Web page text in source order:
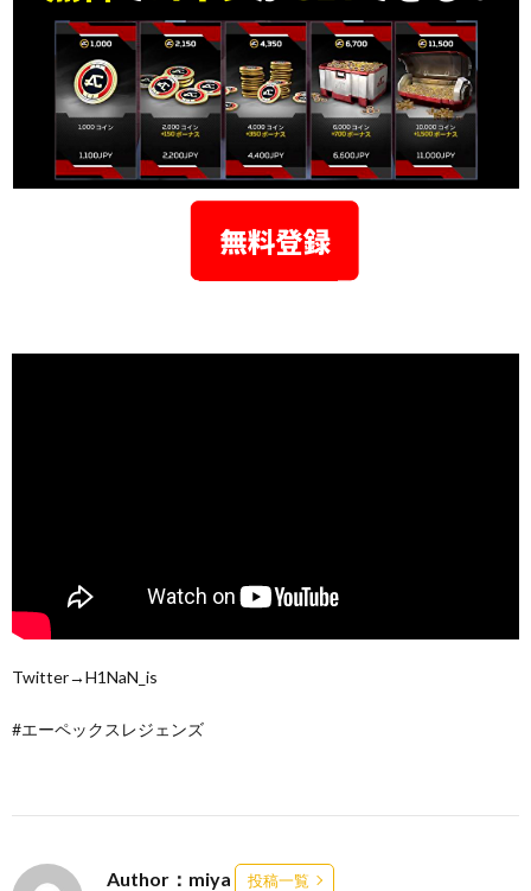
Twitter→H1NaN_is
#エーペックスレジェンズ
Author：miya 投稿一覧